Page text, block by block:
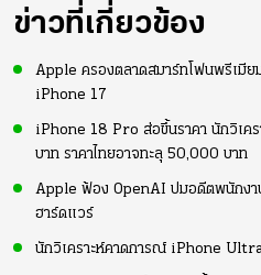
ข่าวที่เกี่ยวข้อง
Apple ครองตลาดสมาร์ทโฟนพรีเมีย
iPhone 17
iPhone 18 Pro ส่อขึ้นราคา นักวิเ
บาท ราคาไทยอาจทะลุ 50,000 บาท
Apple ฟ้อง OpenAI ปมอดีตพนักงา
ฮาร์ดแวร์
นักวิเคราะห์คาดการณ์ iPhone